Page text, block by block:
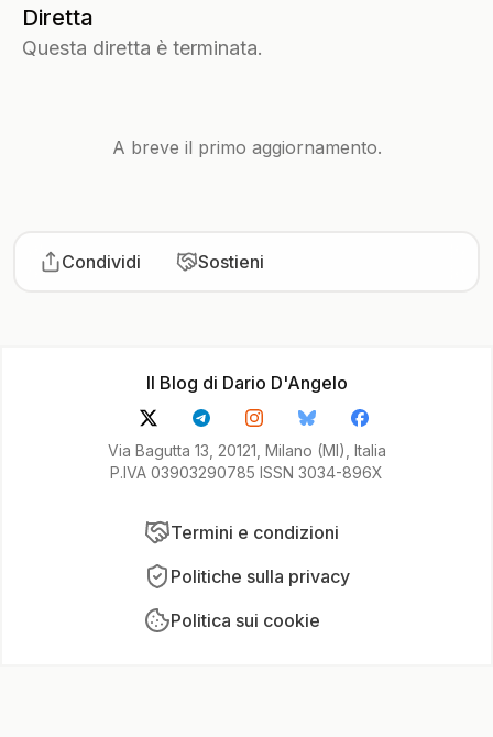
Diretta
Questa diretta è terminata.
A breve il primo aggiornamento.
Condividi Sostieni
Termini e condizioni
Politiche sulla privacy
Politica sui cookie
Il Blog di Dario D'Angelo
Via Bagutta 13, 20121, Milano (MI), Italia
P.IVA 03903290785 ISSN 3034-896X